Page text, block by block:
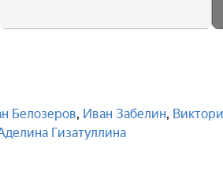
Белозеров, Иван Забелин,
Гизатуллина